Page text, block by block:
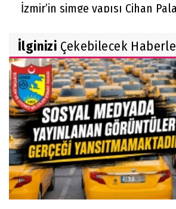
İzmir’in simge yapısı Cihan
İlginizi Çekebilecek